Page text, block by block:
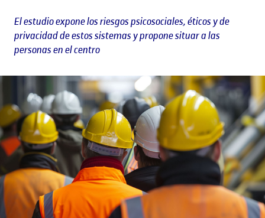
El estudio expone los riesgos psicosociales, éticos y de
privacidad de estos sistemas y propone situar a las
personas en el centro